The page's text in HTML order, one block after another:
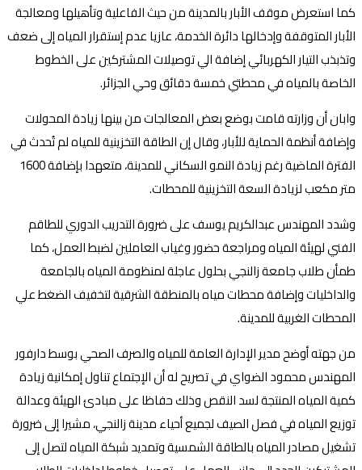
كما استعرض موقف الأبار بالمدينة من حيث الفاعلية وتأهيلها ومعالجة
الأبار المتوقفة وإدخالها دائرة الخدمة، عازيا عدم إستقرار المياه إلى ضعف
وتذبذب التيار الكهربائي إضافة الي توصيلات المشتركين على الخطوط
الخاصة بالمياه في محطتي خمسة دقائق وحي الجزائر.
وابان أن وزارته قامت بوضع بعض المعالجات من بينها زيادة المحولات
وإضافة أنظمة الحماية للأبار، وقال إن الطاقة التخزينية للمياه لم تُحدث في
الفترة الماضية رغم زيادة النمو السكاني للمدينة، متعهدا بإضافة 1600
متر مكعب لزيادة السعة التخزينية للمحطات.
وشدد المهندس عبدالكريم يوسف على ضرورة التدريب الدوري للطاقم
الفني لهيئة المياه ومراجعة حضور وغياب العاملين لضبط العمل، كما
طمأن طلاب جامعة زالنجي بحلول عاجلة لمنظومة المياه بالجامعة
والداخليات وإضافة محطات مياه بالمنطقة الشرقية لتخفيف الضغط علي
المحطات الغربية للمدينة.
من جهته أوضح مدير الإدارة العامة للمياه والصرف الصحي بوسط دارفور
المهندس محمود الضواي في تصريح له أن الإجتماع تناول إمكانية زيادة
كمية المياه المنتجة لسد النقص وذلك حفاظا على مبادئ الهيئة وعدالة
توزيع المياه في فصل الصيف لجميع أحياء مدينة زالنجي، مشيرا إلى ضرورة
تشغيل مصادر المياه بالطاقة الشمسية وتمديد شبكة المياه لتصل إلى